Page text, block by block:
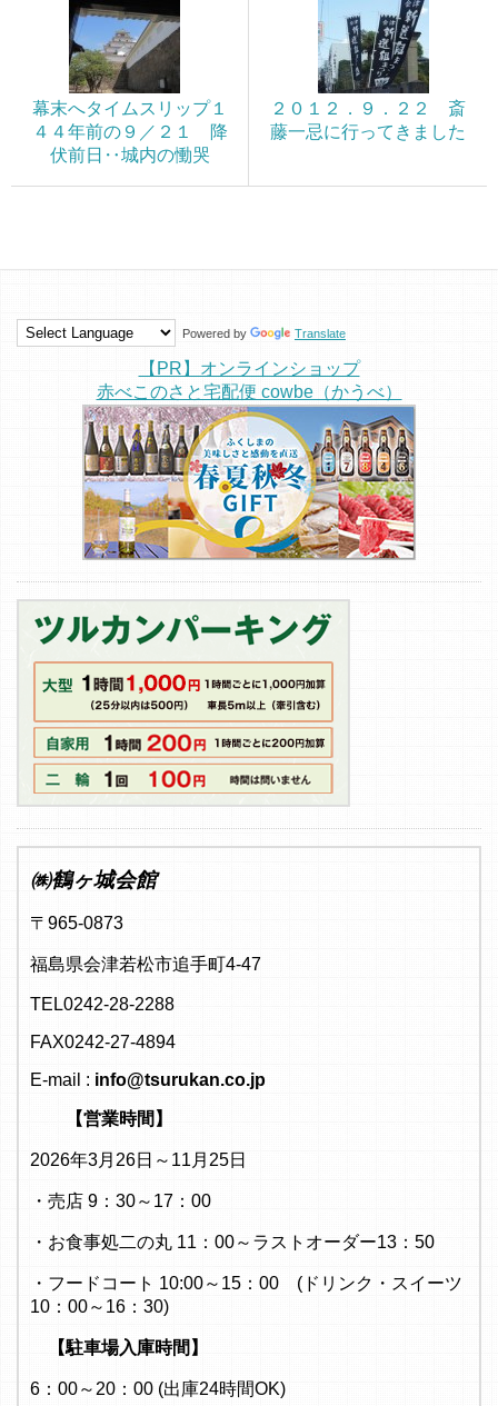
幕末へタイムスリップ１
４４年前の９／２１ 降
伏前日‥城内の慟哭
２０１２．９．２２ 斎
藤一忌に行ってきました
Powered by Translate
【PR】オンラインショップ
赤べこのさと宅配便 cowbe（かうべ）
㈱鶴ヶ城会館
〒965-0873
福島県会津若松市追手町4-47
TEL0242-28-2288
FAX0242-27-4894
E-mail : info@tsurukan.co.jp
【営業時間】
2026年3月26日～11月25日
・売店 9：30～17：00
・お食事処二の丸 11：00～ラストオーダー13：50
・フードコート 10:00～15：00 (ドリンク・スイーツ
10：00～16：30)
【駐車場入庫時間】
6：00～20：00 (出庫24時間OK)